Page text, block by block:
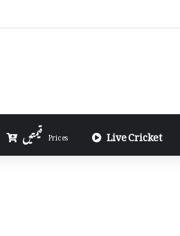
Prices Live Cricket